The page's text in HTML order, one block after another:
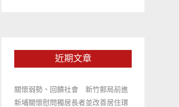
近期文章
關懷弱勢、回饋社會 新竹郵局前進
新埔關懷慰問獨居長者並改善居住環